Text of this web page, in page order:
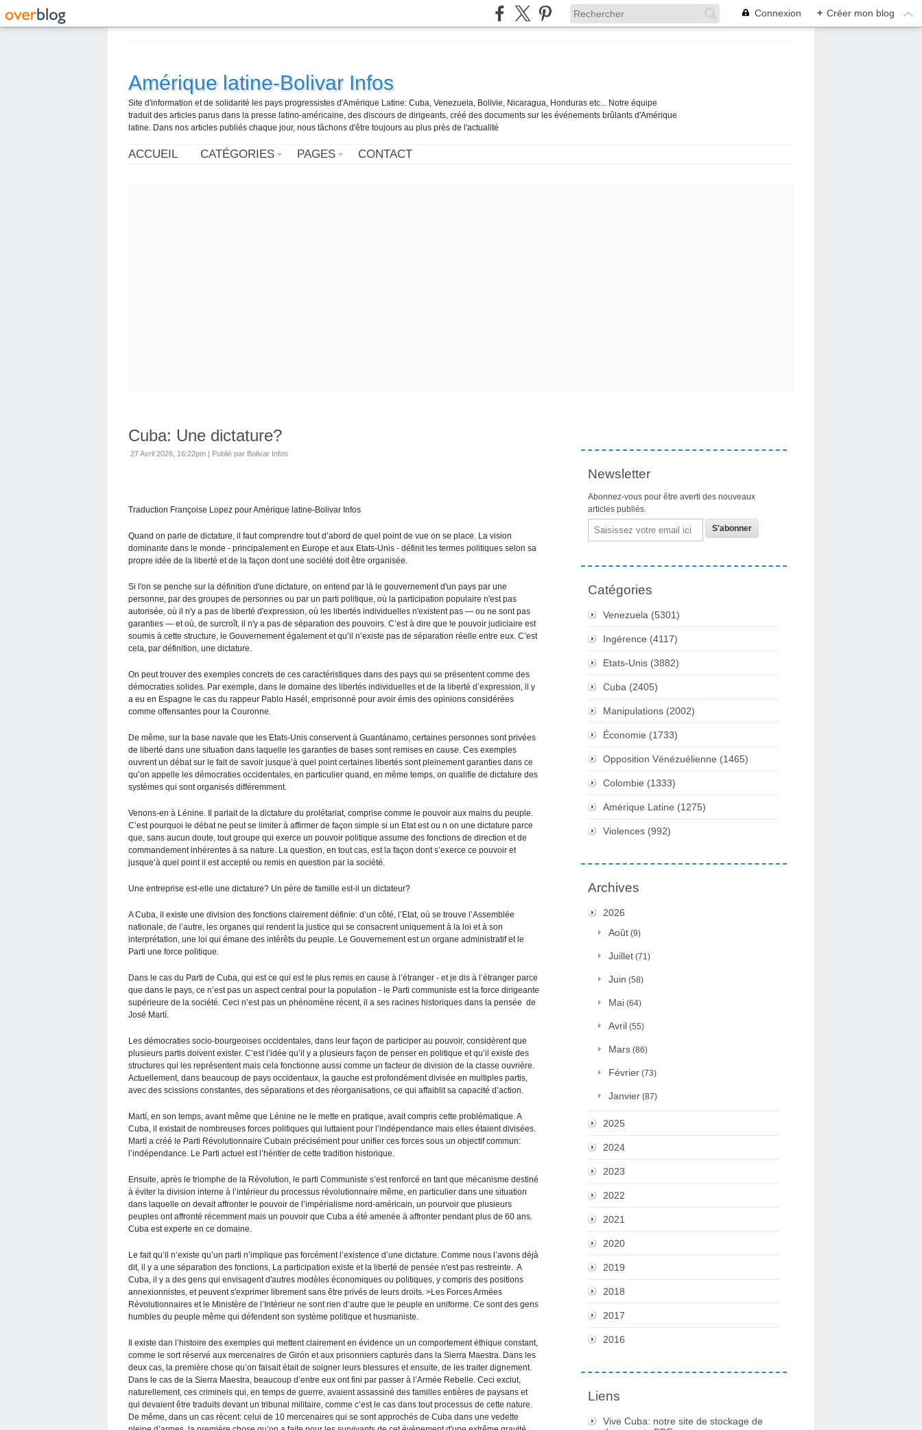
Connexion + Créer mon blog
Amérique latine-Bolivar Infos
Site d'information et de solidarité les pays progressistes d'Amérique Latine: Cuba, Venezuela, Bolivie, Nicaragua, Honduras etc... Notre équipe
traduit des articles parus dans la presse latino-américaine, des discours de dirigeants, créé des documents sur les événements brûlants d'Amérique
latine. Dans nos articles publiés chaque jour, nous tâchons d'être toujours au plus près de l'actualité
ACCUEIL CATÉGORIES PAGES CONTACT
Cuba: Une dictature?
27 Avril 2026, 16:22pm | Publié par Bolivar Infos
Traduction Françoise Lopez pour Amérique latine-Bolivar Infos
Quand on parle de dictature, il faut comprendre tout d’abord de quel point de vue on se place. La vision
dominante dans le monde - principalement en Europe et aux Etats-Unis - définit les termes politiques selon sa
propre idée de la liberté et de la façon dont une société doit être organisée.
Si l'on se penche sur la définition d'une dictature, on entend par là le gouvernement d'un pays par une
personne, par des groupes de personnes ou par un parti politique, où la participation populaire n'est pas
autorisée, où il n'y a pas de liberté d'expression, où les libertés individuelles n'existent pas — ou ne sont pas
garanties — et où, de surcroît, il n'y a pas de séparation des pouvoirs. C’est à dire que le pouvoir judiciaire est
soumis à cette structure, le Gouvernement également et qu’il n’existe pas de séparation réelle entre eux. C’est
cela, par définition, une dictature.
On peut trouver des exemples concrets de ces caractéristiques dans des pays qui se présentent comme des
démocraties solides. Par exemple, dans le domaine des libertés individuelles et de la liberté d’expression, il y
a eu en Espagne le cas du rappeur Pablo Hasél, emprisonné pour avoir émis des opinions considérées
comme offensantes pour la Couronne.
De même, sur la base navale que les Etats-Unis conservent à Guantánamo, certaines personnes sont privées
de liberté dans une situation dans laquelle les garanties de bases sont remises en cause. Ces exemples
ouvrent un débat sur le fait de savoir jusque’à quel point certaines libertés sont pleinement garanties dans ce
qu’on appelle les démocraties occidentales, en particulier quand, en même temps, on qualifie de dictature des
systèmes qui sont organisés différemment.
Venons-en à Lénine. Il parlait de la dictature du prolétariat, comprise comme le pouvoir aux mains du peuple.
C’est pourquoi le débat ne peut se limiter à affirmer de façon simple si un Etat est ou n on une dictature parce
que, sans aucun doute, tout groupe qui exerce un pouvoir politique assume des fonctions de direction et de
commandement inhérentes à sa nature. La question, en tout cas, est la façon dont s’exerce ce pouvoir et
jusque’à quel point il est accepté ou remis en question par la société.
Une entreprise est-elle une dictature? Un père de famille est-il un dictateur?
A Cuba, il existe une division des fonctions clairement définie: d’un côté, l’Etat, où se trouve l’Assemblée
nationale, de l’autre, les organes qui rendent la justice qui se consacrent uniquement à la loi et à son
interprétation, une loi qui émane des intérêts du peuple. Le Gouvernement est un organe administratif et le
Parti une force politique.
Dans le cas du Parti de Cuba, qui est ce qui est le plus remis en cause à l’étranger - et je dis à l’étranger parce
que dans le pays, ce n’est pas un aspect central pour la population - le Parti communiste est la force dirigeante
supérieure de la société. Ceci n’est pas un phénomène récent, il a ses racines historiques dans la pensée de
José Martí.
Les démocraties socio-bourgeoises occidentales, dans leur façon de participer au pouvoir, considèrent que
plusieurs partis doivent exister. C’est l’idée qu’il y a plusieurs façon de penser en politique et qu’il existe des
structures qui les représentent mais cela fonctionne aussi comme un facteur de division de la classe ouvrière.
Actuellement, dans beaucoup de pays occidentaux, la gauche est profondément divisée en multiples partis,
avec des scissions constantes, des séparations et des réorganisations, ce qui affaiblit sa capacité d’action.
Martí, en son temps, avant même que Lénine ne le mette en pratique, avait compris cette problématique. A
Cuba, il existait de nombreuses forces politiques qui luttaient pour l’indépendance mais elles étaient divisées.
Martí a créé le Parti Révolutionnaire Cubain précisément pour unifier ces forces sous un objectif commun:
l’indépendance. Le Parti actuel est l’héritier de cette tradition historique.
Ensuite, après le triomphe de la Révolution, le parti Communiste s’est renforcé en tant que mécanisme destiné
à éviter la division interne à l’intérieur du processus révolutionnaire même, en particulier dans une situation
dans laquelle on devait affronter le pouvoir de l’impérialisme nord-américain, un pourvoir que plusieurs
peuples ont affronté récemment mais un pouvoir que Cuba a été amenée à affronter pendant plus de 60 ans.
Cuba est experte en ce domaine.
Le fait qu’il n’existe qu’un parti n’implique pas forcément l’existence d’une dictature. Comme nous l’avons déjà
dit, il y a une séparation des fonctions, La participation existe et la liberté de pensée n'est pas restreinte. A
Cuba, il y a des gens qui envisagent d'autres modèles économiques ou politiques, y compris des positions
annexionnistes, et peuvent s'exprimer librement sans être privés de leurs droits. >Les Forces Armées
Révolutionnaires et le Ministère de l’Intérieur ne sont rien d’autre que le peuple en uniforme. Ce sont des gens
humbles du peuple même qui défendent son système politique et husmaniste.
Il existe dan l’histoire des exemples qui mettent clairement en évidence un un comportement éthique constant,
comme le sort réservé aux mercenaires de Girón et aux prisonniers capturés dans la Sierra Maestra. Dans les
deux cas, la première chose qu’on faisait était de soigner leurs blessures et ensuite, de les traiter dignement.
Dans le cas de la Sierra Maestra, beaucoup d’entre eux ont fini par passer à l’Armée Rebelle. Ceci exclut,
naturellement, ces criminels qui, en temps de guerre, avaient assassiné des familles entières de paysans et
qui devaient être traduits devant un tribunal militaire, comme c’est le cas dans tout processus de cette nature.
De même, dans un cas récent: celui de 10 mercenaires qui se sont approchés de Cuba dans une vedette
Newsletter
Abonnez-vous pour être averti des nouveaux
articles publiés.
Email
Catégories
Venezuela (5301)
Ingérence (4117)
Etats-Unis (3882)
Cuba (2405)
Manipulations (2002)
Économie (1733)
Opposition Vénézuélienne (1465)
Colombie (1333)
Amérique Latine (1275)
Violences (992)
Archives
2026
Août (9)
Juillet (71)
Juin (58)
Mai (64)
Avril (55)
Mars (86)
Février (73)
Janvier (87)
2025
2024
2023
2022
2021
2020
2019
2018
2017
2016
Liens
Vive Cuba: notre site de stockage de